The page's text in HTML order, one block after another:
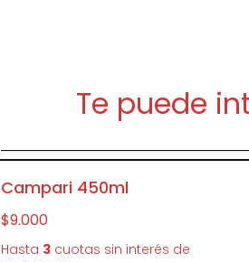
Te puede
Campari 450ml
$9.000
Hasta 3 cuotas sin interés de